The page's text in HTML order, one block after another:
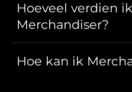
Hoeveel verdien
Merchandiser?
Hoe kan ik